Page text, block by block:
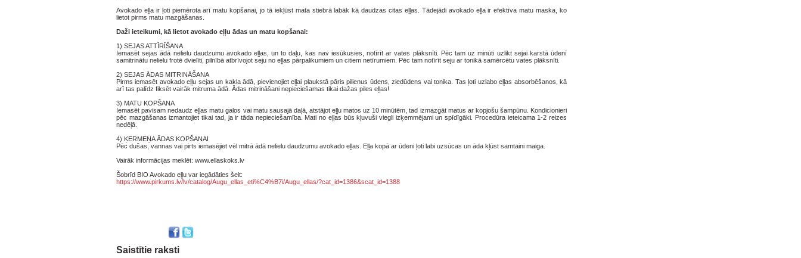
Avokado eļļa ir ļoti piemērota arī matu kopšanai, jo tā iekļūst mata stiebrā labāk kā daudzas citas eļļas. Tādejādi avokado eļļa ir efektīva matu maska, ko
lietot pirms matu mazgāšanas.
Daži ieteikumi, kā lietot avokado eļļu ādas un matu kopšanai:
1) SEJAS ATTĪRĪŠANA
Iemasēt sejas ādā nelielu daudzumu avokado eļļas, un to daļu, kas nav iesūkusies, notīrīt ar vates plāksnīti. Pēc tam uz minūti uzlikt sejai karstā ūdenī
samitrinātu nelielu frotē dvielīti, pilnībā atbrīvojot seju no eļļas pārpalikumiem un citiem netīrumiem. Pēc tam notīrīt seju ar tonikā samērcētu vates plāksnīti.
2) SEJAS ĀDAS MITRINĀŠANA
Pirms iemasēt avokado eļļu sejas un kakla ādā, pievienojiet eļļai plaukstā pāris pilienus ūdens, ziedūdens vai tonika. Tas ļoti uzlabo eļļas absorbēšanos, kā
arī tas palīdz fiksēt vairāk mitruma ādā. Ādas mitrināšani nepieciešamas tikai dažas piles eļļas!
3) MATU KOPŠANA
Iemasēt pavisam nedaudz eļļas matu galos vai matu sausajā daļā, atstājot eļļu matos uz 10 minūtēm, tad izmazgāt matus ar kopjošu šampūnu. Kondicionieri
pēc mazgāšanas izmantojiet tikai tad, ja ir tāda nepieciešamība. Mati no eļļas būs kļuvuši viegli izķemmējami un spīdīgāki. Procedūra ieteicama 1-2 reizes
nedēļā.
4) ĶERMEŅA ĀDAS KOPŠANAI
Pēc dušas, vannas vai pirts iemasējiet vēl mitrā ādā nelielu daudzumu avokado eļļas. Eļļa kopā ar ūdeni ļoti labi uzsūcas un āda kļūst samtaini maiga.
Vairāk informācijas meklēt: www.ellaskoks.lv
Šobrīd BIO Avokado eļļu var iegādāties šeit:
https://www.pirkums.lv/lv/catalog/Augu_ellas_eti%C4%B7i/Augu_ellas/?cat_id=1386&scat_id=1388
Saistītie raksti